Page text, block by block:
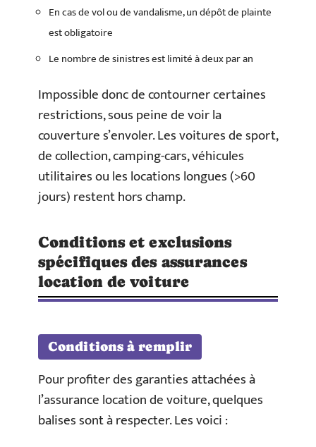
En cas de vol ou de vandalisme, un dépôt de plainte
est obligatoire
Le nombre de sinistres est limité à deux par an
Impossible donc de contourner certaines
restrictions, sous peine de voir la
couverture s’envoler. Les voitures de sport,
de collection, camping-cars, véhicules
utilitaires ou les locations longues (>60
jours) restent hors champ.
Conditions et exclusions
spécifiques des assurances
location de voiture
Conditions à remplir
Pour profiter des garanties attachées à
l’assurance location de voiture, quelques
balises sont à respecter. Les voici :